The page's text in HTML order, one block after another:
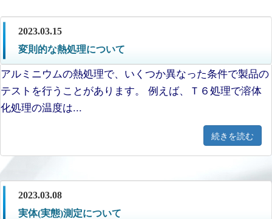
2023.03.15
変則的な熱処理について
アルミニウムの熱処理で、いくつか異なった条件で製品の
テストを行うことがあります。 例えば、Ｔ６処理で溶体
化処理の温度は...
続きを読む
2023.03.08
実体(実態)測定について